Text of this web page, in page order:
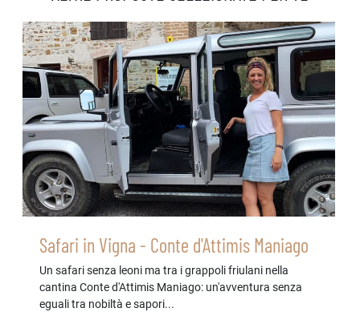
Safari in Vigna - Conte d'Attimis Maniago
Un safari senza leoni ma tra i grappoli friulani nella
cantina Conte d'Attimis Maniago: un'avventura senza
eguali tra nobiltà e sapori...